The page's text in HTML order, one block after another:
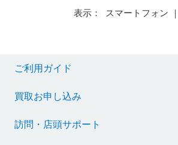
表示： スマートフォン ｜
ご利用ガイド
買取お申し込み
訪問・店頭サポート